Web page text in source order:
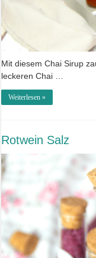
Mit diesem Chai Sirup
leckeren Chai …
Weiterlesen »
Rotwein Salz